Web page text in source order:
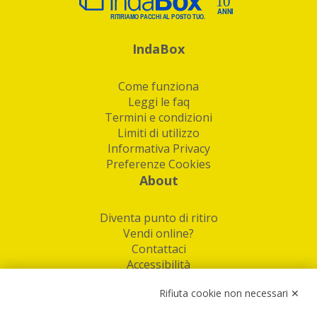
IndaBox
Come funziona
Leggi le faq
Termini e condizioni
Limiti di utilizzo
Informativa Privacy
Preferenze Cookies
About
Diventa punto di ritiro
Vendi online?
Contattaci
Accessibilità
Rifiuta cookie non necessari ✕